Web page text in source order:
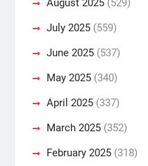
July 2025(559)
June 2025(537)
May 2025(340)
April 2025(337)
March 2025(352)
February 2025(318)